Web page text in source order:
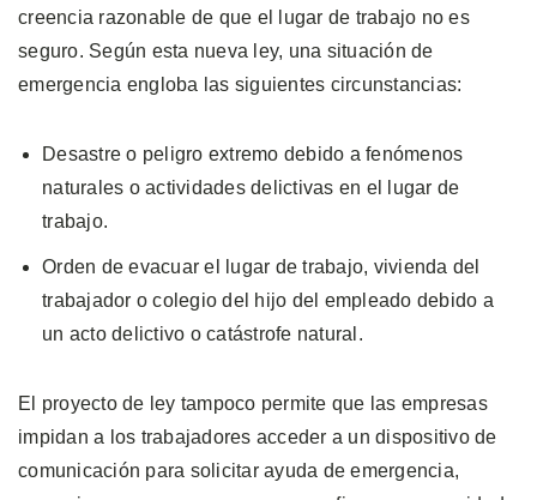
creencia razonable de que el lugar de trabajo no es
seguro. Según esta nueva ley, una situación de
emergencia engloba las siguientes circunstancias:
Desastre o peligro extremo debido a fenómenos
naturales o actividades delictivas en el lugar de
trabajo.
Orden de evacuar el lugar de trabajo, vivienda del
trabajador o colegio del hijo del empleado debido a
un acto delictivo o catástrofe natural.
El proyecto de ley tampoco permite que las empresas
impidan a los trabajadores acceder a un dispositivo de
comunicación para solicitar ayuda de emergencia,